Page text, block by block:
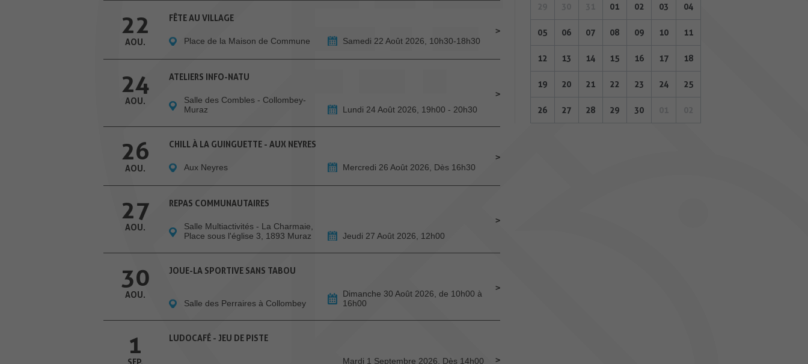
22
AOU.
FÊTE AU VILLAGE
Place de la Maison de Commune Samedi 22 Août 2026, 10h30-18h30
24
AOU.
ATELIERS INFO-NATU
Salle des Combles - Collombey-
Muraz
Lundi 24 Août 2026, 19h00 - 20h30
26
AOU.
CHILL À LA GUINGUETTE - AUX NEYRES
Aux Neyres Mercredi 26 Août 2026, Dès 16h30
27
AOU.
REPAS COMMUNAUTAIRES
Salle Multiactivités - La Charmaie,
Place sous l'église 3, 1893 Muraz
Jeudi 27 Août 2026, 12h00
30
AOU.
JOUE-LA SPORTIVE SANS TABOU
Salle des Perraires à Collombey
Dimanche 30 Août 2026, de 10h00 à
16h00
1 LUDOCAFÉ - JEU DE PISTE
Mardi 1 Septembre 2026, Dès 14h00
01 02 03 04
05 06 07 08 09 10 11
12 13 14 15 16 17 18
19 20 21 22 23 24 25
26 27 28 29 30